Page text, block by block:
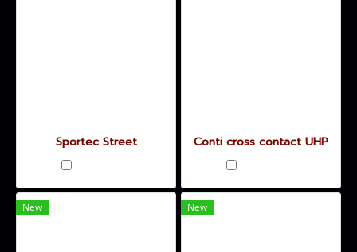
Sportec Street
Conti cross contact UHP
New New